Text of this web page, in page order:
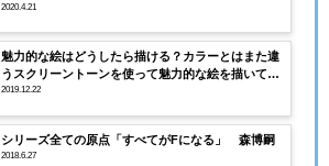
きました。
2020.4.21
魅力的な絵はどうしたら描ける？カラーとはまた違
うスクリーントーンを使って魅力的な絵を描いてみ
る。
2019.12.22
シリーズ全ての原点「すべてがFになる」 森博嗣
2018.6.27